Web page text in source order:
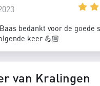
bedankt voor de goede
keer 💪🏼
van Kralingen